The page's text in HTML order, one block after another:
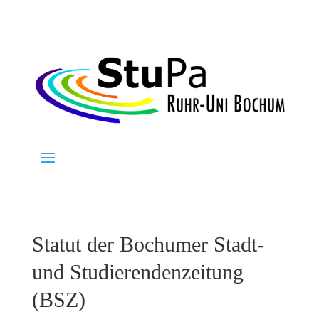
Statut der Bochumer Stadt-
und Studierendenzeitung
(BSZ)